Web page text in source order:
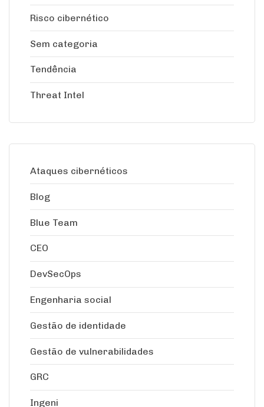
Risco cibernético
Sem categoria
Tendência
Threat Intel
Ataques cibernéticos
Blog
Blue Team
CEO
DevSecOps
Engenharia social
Gestão de identidade
Gestão de vulnerabilidades
GRC
Ingeni